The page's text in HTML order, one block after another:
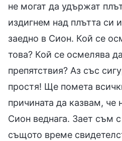
не могат да удържат
издигнем над плътта си
заедно в Сион. Кой се
това? Кой се осмелява
препятствия? Аз със
простя! Ще помета
причината да казвам, че
Сион веднага. Зает съм
същото време